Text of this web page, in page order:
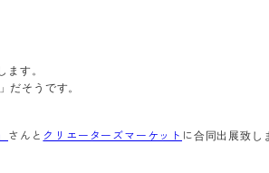
す。
そうです。
さんと クリエーターズマーケット に合同出展致し